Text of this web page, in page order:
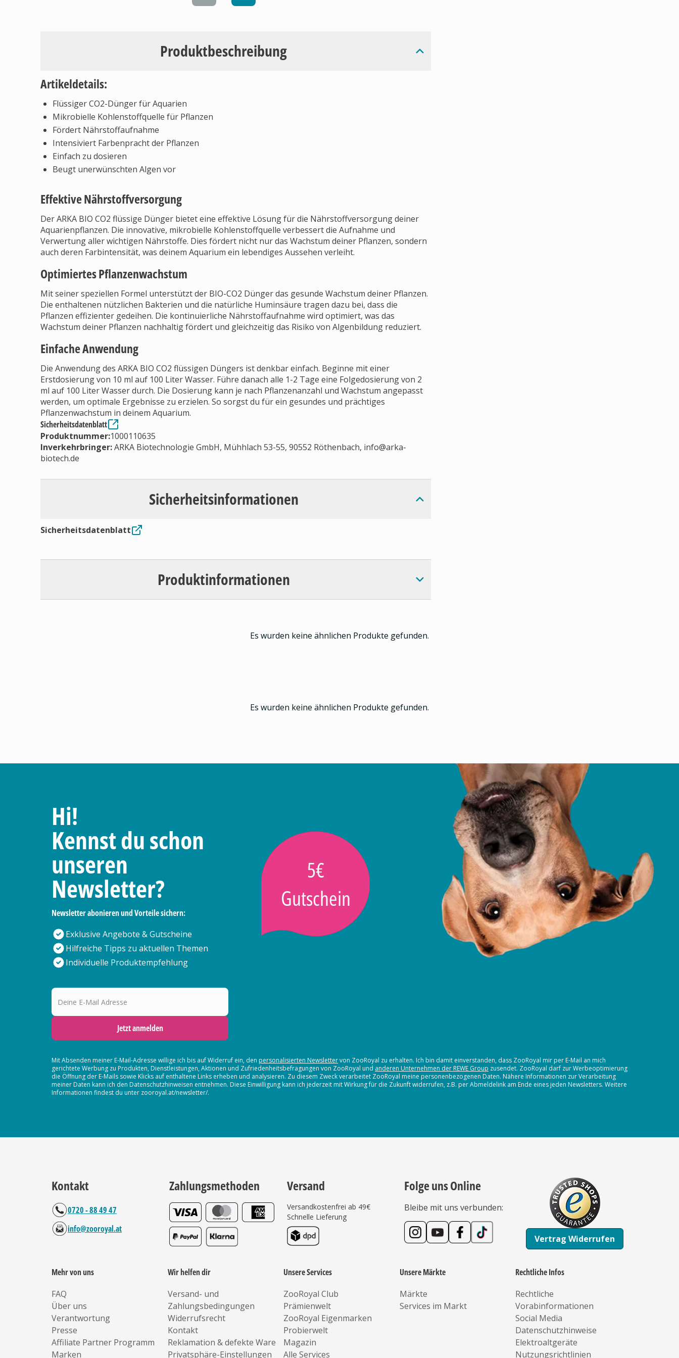
Produktbeschreibung
Artikeldetails:
Flüssiger CO2-Dünger für Aquarien
Mikrobielle Kohlenstoffquelle für Pflanzen
Fördert Nährstoffaufnahme
Intensiviert Farbenpracht der Pflanzen
Einfach zu dosieren
Beugt unerwünschten Algen vor
Effektive Nährstoffversorgung
Der ARKA BIO CO2 flüssige Dünger bietet eine effektive Lösung für die Nährstoffversorgung deiner
Aquarienpflanzen. Die innovative, mikrobielle Kohlenstoffquelle verbessert die Aufnahme und
Verwertung aller wichtigen Nährstoffe. Dies fördert nicht nur das Wachstum deiner Pflanzen, sondern
auch deren Farbintensität, was deinem Aquarium ein lebendiges Aussehen verleiht.
Optimiertes Pflanzenwachstum
Mit seiner speziellen Formel unterstützt der BIO-CO2 Dünger das gesunde Wachstum deiner Pflanzen.
Die enthaltenen nützlichen Bakterien und die natürliche Huminsäure tragen dazu bei, dass die
Pflanzen effizienter gedeihen. Die kontinuierliche Nährstoffaufnahme wird optimiert, was das
Wachstum deiner Pflanzen nachhaltig fördert und gleichzeitig das Risiko von Algenbildung reduziert.
Einfache Anwendung
Die Anwendung des ARKA BIO CO2 flüssigen Düngers ist denkbar einfach. Beginne mit einer
Erstdosierung von 10 ml auf 100 Liter Wasser. Führe danach alle 1-2 Tage eine Folgedosierung von 2
ml auf 100 Liter Wasser durch. Die Dosierung kann je nach Pflanzenanzahl und Wachstum angepasst
werden, um optimale Ergebnisse zu erzielen. So sorgst du für ein gesundes und prächtiges
Pflanzenwachstum in deinem Aquarium.
Sicherheitsdatenblatt
Produktnummer:1000110635
Inverkehrbringer:ARKA Biotechnologie GmbH, Mühhlach 53-55, 90552 Röthenbach, info@arka-
biotech.de
Sicherheitsinformationen
Sicherheitsdatenblatt
Produktinformationen
Es wurden keine ähnlichen Produkte gefunden.
Es wurden keine ähnlichen Produkte gefunden.
Hi!
Kennst du schon
unseren
Newsletter?
Newsletter abonieren und Vorteile sichern:
Exklusive Angebote & Gutscheine
Hilfreiche Tipps zu aktuellen Themen
Individuelle Produktempfehlung
5€
Gutschein
Deine E-Mail Adresse
Jetzt anmelden
Mit Absenden meiner E-Mail-Adresse willige ich bis auf Widerruf ein, den personalisierten Newslettervon ZooRoyal zu erhalten. Ich bin damit einverstanden, dass ZooRoyal mir per E-Mail an mich
gerichtete Werbung zu Produkten, Dienstleistungen, Aktionen und Zufriedenheitsbefragungen von ZooRoyal und anderen Unternehmen der REWE Group zusendet. ZooRoyal darf zur Werbeoptimierung
die Öffnung der E-Mails sowie Klicks auf enthaltene Links erheben und analysieren. Zu diesem Zweck verarbeitet ZooRoyal meine personenbezogenen Daten. Nähere Informationen zur Verarbeitung
meiner Daten kann ich den Datenschutzhinweisen entnehmen. Diese Einwilligung kann ich jederzeit mit Wirkung für die Zukunft widerrufen, z.B. per Abmeldelink am Ende eines jeden Newsletters. Weitere
Informationen findest du unter zooroyal.at/newsletter/.
Kontakt
0720 - 88 49 47
info@zooroyal.at
Zahlungsmethoden Versand
Versandkostenfrei ab 49€
Schnelle Lieferung
Folge uns Online
Bleibe mit uns verbunden:
Vertrag Widerrufen
Mehr von uns
FAQ
Über uns
Verantwortung
Presse
Affiliate Partner Programm
Marken
Wir helfen dir
Versand- und
Zahlungsbedingungen
Widerrufsrecht
Kontakt
Reklamation & defekte Ware
Privatsphäre-Einstellungen
Unsere Services
ZooRoyal Club
Prämienwelt
ZooRoyal Eigenmarken
Probierwelt
Magazin
Alle Services
Unsere Märkte
Märkte
Services im Markt
Rechtliche Infos
Rechtliche
Vorabinformationen
Social Media
Datenschutzhinweise
Elektroaltgeräte
Nutzungsrichtlinien